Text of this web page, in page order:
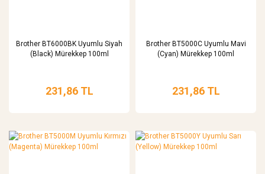
Brother BT6000BK Uyumlu Siyah
(Black) Mürekkep 100ml
231,86 TL
Brother BT5000C Uyumlu Mavi
(Cyan) Mürekkep 100ml
231,86 TL